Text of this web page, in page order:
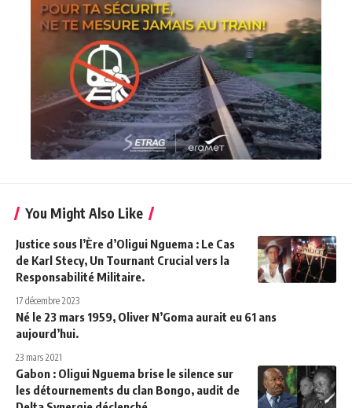
You Might Also Like
Justice sous l’Ère d’Oligui Nguema : Le Cas
de Karl Stecy, Un Tournant Crucial vers la
Responsabilité Militaire.
17 décembre 2023
Né le 23 mars 1959, Oliver N’Goma aurait eu 61 ans
aujourd’hui.
23 mars 2021
Gabon : Oligui Nguema brise le silence sur
les détournements du clan Bongo, audit de